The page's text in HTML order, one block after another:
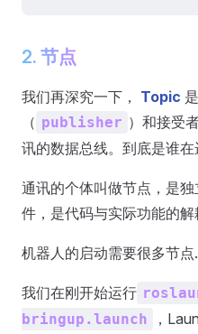
2. 节点
我们再深究一下， Topic
（ publisher ）和接受
讯的数据总线。到底是谁在
通讯的个体叫做节点，是
件，是代码与实际功能的解
机器人的启动需要很多节点.
我们在刚开始运行
bringup.launch
，